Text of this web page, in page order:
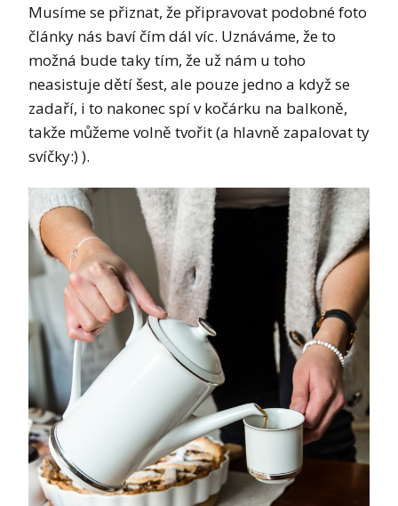
Musíme se přiznat, že připravovat podobné foto
články nás baví čím dál víc. Uznáváme, že to
možná bude taky tím, že už nám u toho
neasistuje dětí šest, ale pouze jedno a když se
zadaří, i to nakonec spí v kočárku na balkoně,
takže můžeme volně tvořit (a hlavně zapalovat ty
svíčky:) ).